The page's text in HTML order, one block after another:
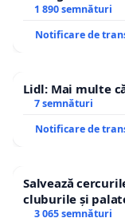
1 890 semnături
Notificare de
Lidl: Mai multe
7 semnături
Notificare de
Salvează
cluburile și
3 065 semnături